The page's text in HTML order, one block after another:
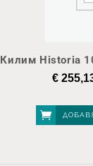
Килим Historia
€